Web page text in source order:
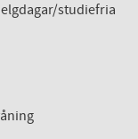
studiefria